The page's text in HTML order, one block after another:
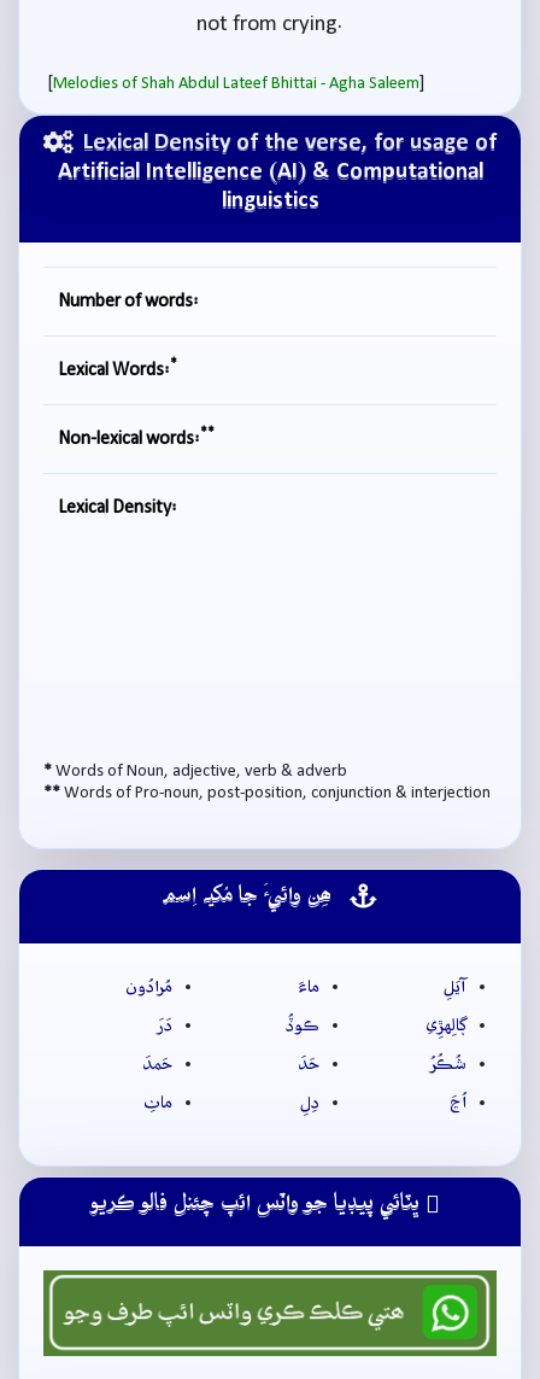
Lexical Density of the verse, for usage of
Artificial Intelligence (AI) & Computational
linguistics
Number of words:
Lexical Words:*
Non-lexical words:**
Lexical Density:
* Words of Noun, adjective, verb & adverb
** Words of Pro-noun, post-position, conjunction & interjection
ھِن وائيءَ جا مُکيہ اِسم
آيَلِ ماءَ
مُرادُون
ڳالِهڙِي
ڪوڏُ
دَرَ
شُڪُرُ
حَدَ
حَمدَ
اُڃَ
دِلِ ماٺِ
ڀٽائي پيڊيا جو واٽس ائپ چئنل فالو ڪريو
not from crying.
[Melodies of Shah Abdul Lateef Bhittai - Agha Saleem